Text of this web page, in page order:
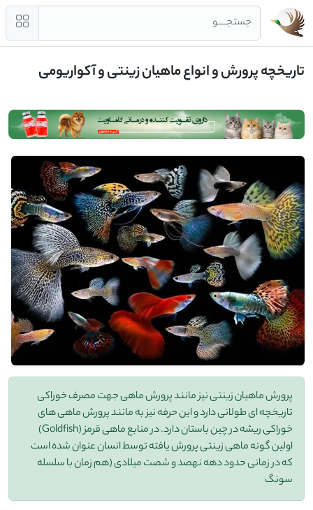
جستجــــو
تاریخچه پرورش و انواع ماهیان زینتی و آکواریومی
پرورش ماهیان زینتی نیز مانند پرورش ماهی جهت مصرف خوراکی
تاریخچه ای طولانی دارد و این حرفه نیز به مانند پرورش ماهی های
خوراکی ریشه در چین باستان دارد. در منابع ماهی قرمز (Goldfish)
اولین گونه ماهی زینتی پرورش یافته توسط انسان عنوان شده است
که در زمانی حدود دهه نهصد و شصت میلادی (هم زمان با سلسله
سونگ